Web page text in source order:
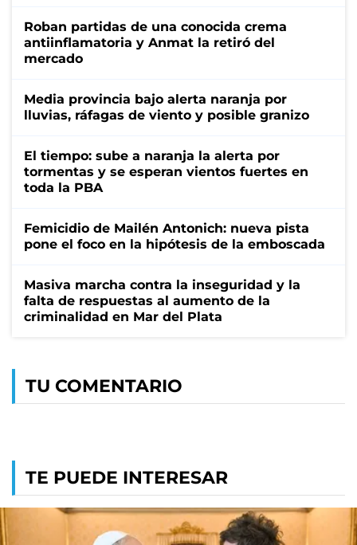
Roban partidas de una conocida crema
antiinflamatoria y Anmat la retiró del
mercado
Media provincia bajo alerta naranja por
lluvias, ráfagas de viento y posible granizo
El tiempo: sube a naranja la alerta por
tormentas y se esperan vientos fuertes en
toda la PBA
Femicidio de Mailén Antonich: nueva pista
pone el foco en la hipótesis de la emboscada
Masiva marcha contra la inseguridad y la
falta de respuestas al aumento de la
criminalidad en Mar del Plata
TU COMENTARIO
TE PUEDE INTERESAR